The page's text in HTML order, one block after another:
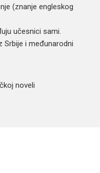
(znanje engleskog
učesnici sami.
Srbije i međunarodni